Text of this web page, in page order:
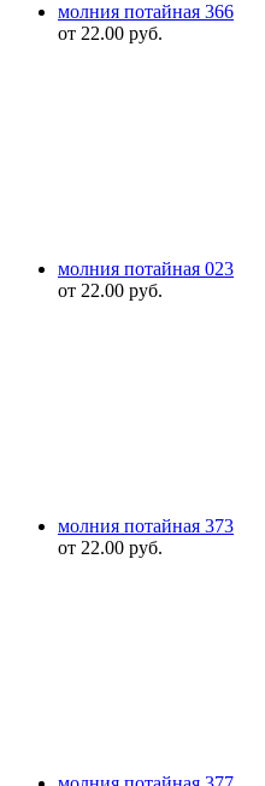
молния потайная 366
от 22.00 руб.
молния потайная 023
от 22.00 руб.
молния потайная 373
от 22.00 руб.